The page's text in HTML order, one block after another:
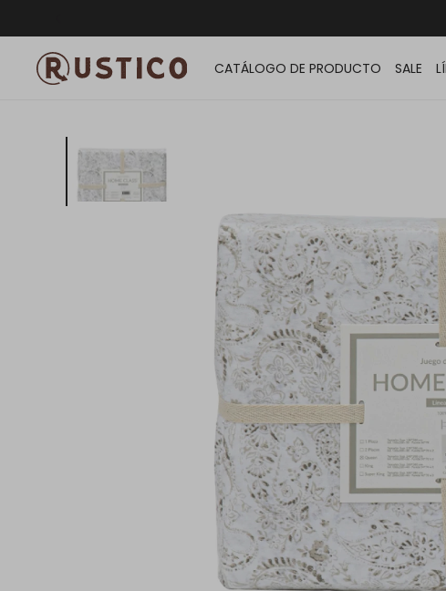
ENVÍO
CATÁLOGO DE PRODUCTO SALE